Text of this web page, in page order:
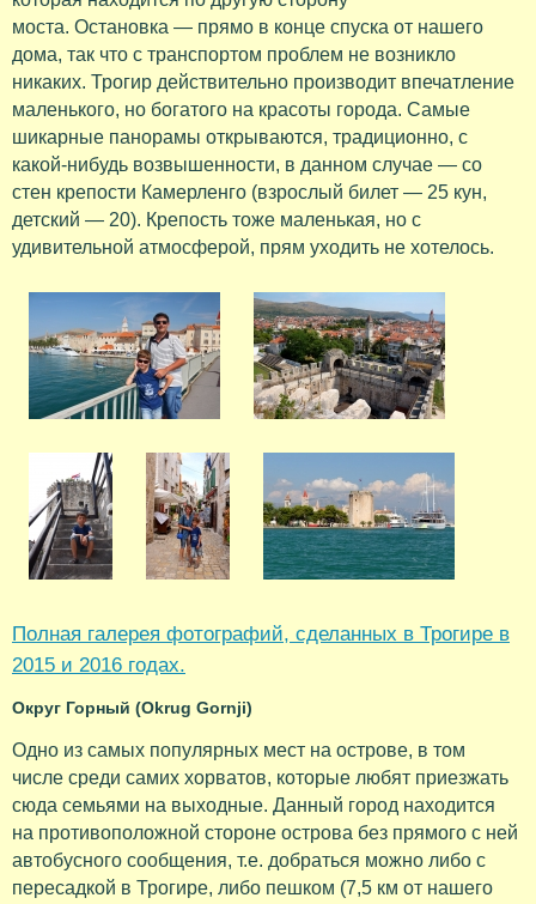
моста. Остановка — прямо в конце спуска от нашего
дома, так что с транспортом проблем не возникло
никаких. Трогир действительно производит впечатление
маленького, но богатого на красоты города. Самые
шикарные панорамы открываются, традиционно, с
какой-нибудь возвышенности, в данном случае — со
стен крепости Камерленго (взрослый билет — 25 кун,
детский — 20). Крепость тоже маленькая, но с
удивительной атмосферой, прям уходить не хотелось.
Полная галерея фотографий, сделанных в Трогире в
2015 и 2016 годах.
Округ Горный (Okrug Gornji)
Одно из самых популярных мест на острове, в том
числе среди самих хорватов, которые любят приезжать
сюда семьями на выходные. Данный город находится
на противоположной стороне острова без прямого с ней
автобусного сообщения, т.е. добраться можно либо с
пересадкой в Трогире, либо пешком (7,5 км от нашего